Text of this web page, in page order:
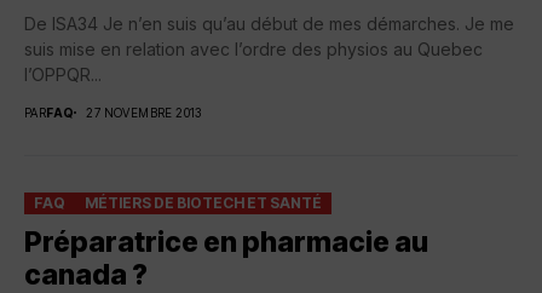
De ISA34 Je n’en suis qu’au début de mes démarches. Je me
suis mise en relation avec l’ordre des physios au Quebec
l’OPPQR...
PARFAQ 27 NOVEMBRE 2013
FAQ MÉTIERS DE BIOTECH ET SANTÉ
Préparatrice en pharmacie au
canada ?